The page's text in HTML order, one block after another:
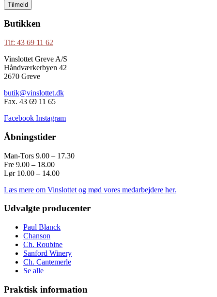
Tilmeld
Butikken
Tlf: 43 69 11 62
Vinslottet Greve A/S
Håndværkerbyen 42
2670 Greve
butik@vinslottet.dk
Fax. 43 69 11 65
Facebook Instagram
Åbningstider
Man-Tors 9.00 – 17.30
Fre 9.00 – 18.00
Lør 10.00 – 14.00
Læs mere om Vinslottet og mød vores medarbejdere her.
Udvalgte producenter
Paul Blanck
Chanson
Ch. Roubine
Sanford Winery
Ch. Cantemerle
Se alle
Praktisk information